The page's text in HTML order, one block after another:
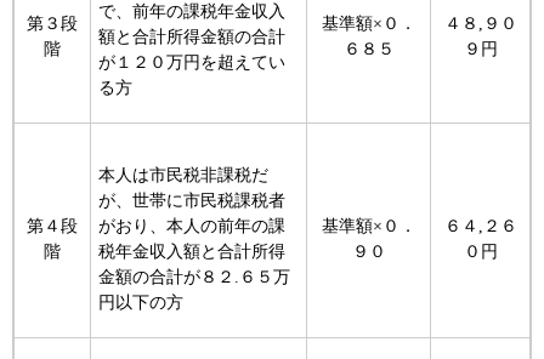
第３段
階
で、前年の課税年金収入
額と合計所得金額の合計
が１２０万円を超えてい
る方
基準額×０．
６８５
４８,９０
９円
第４段
階
本人は市民税非課税だ
が、世帯に市民税課税者
がおり、本人の前年の課
税年金収入額と合計所得
金額の合計が８２.６５万
円以下の方
基準額×０．
９０
６４,２６
０円